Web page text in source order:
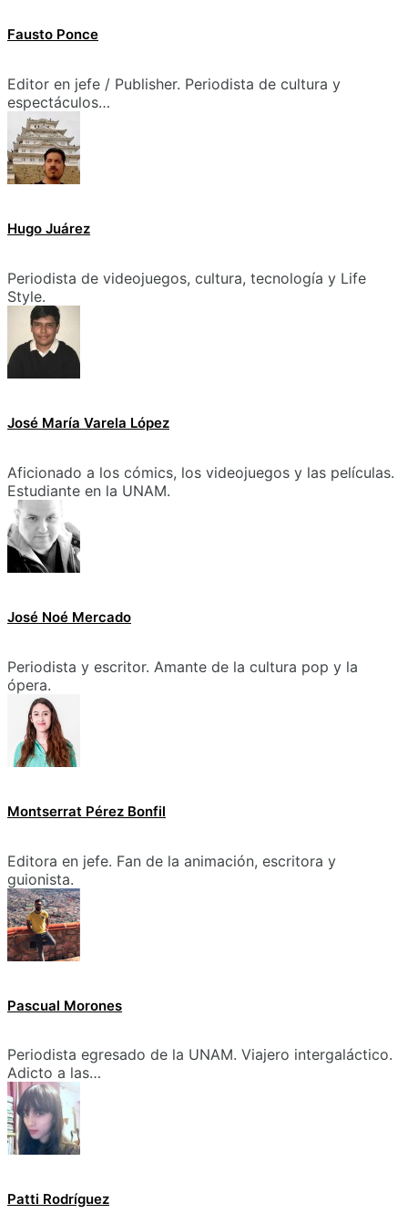
Fausto Ponce
Editor en jefe / Publisher. Periodista de cultura y
espectáculos…
Hugo Juárez
Periodista de videojuegos, cultura, tecnología y Life
Style.
José María Varela López
Aficionado a los cómics, los videojuegos y las películas.
Estudiante en la UNAM.
José Noé Mercado
Periodista y escritor. Amante de la cultura pop y la
ópera.
Montserrat Pérez Bonfil
Editora en jefe. Fan de la animación, escritora y
guionista.
Pascual Morones
Periodista egresado de la UNAM. Viajero intergaláctico.
Adicto a las…
Patti Rodríguez